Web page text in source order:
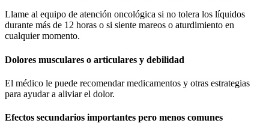
Llame al equipo de atención oncológica si no tolera los líquidos
durante más de 12 horas o si siente mareos o aturdimiento en
cualquier momento.
Dolores musculares o articulares y debilidad
El médico le puede recomendar medicamentos y otras estrategias
para ayudar a aliviar el dolor.
Efectos secundarios importantes pero menos comunes